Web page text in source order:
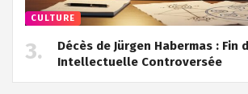
CULTURE
Décès de Jürgen Habermas : Fin
Intellectuelle Controversée